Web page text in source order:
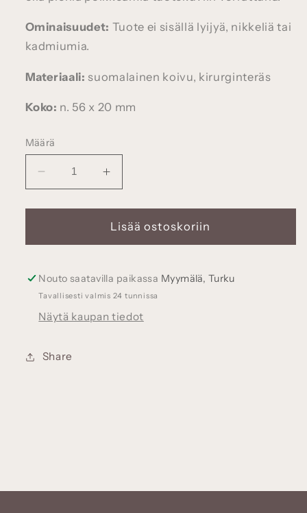
Ominaisuudet: Tuote ei sisällä lyijyä, nikkeliä tai
kadmiumia.
Materiaali: suomalainen koivu, kirurginteräs
Koko: n. 56 x 20 mm
Määrä
Vähennä
tuotteen
Muisto-
koivuvaneri
Lisää
tuotteen
Muisto-
korvikset,
koivuvaneri
Lisää ostoskoriin
Nouto saatavilla paikassa Myymälä, Turku
Tavallisesti valmis 24 tunnissa
Näytä kaupan tiedot
Share